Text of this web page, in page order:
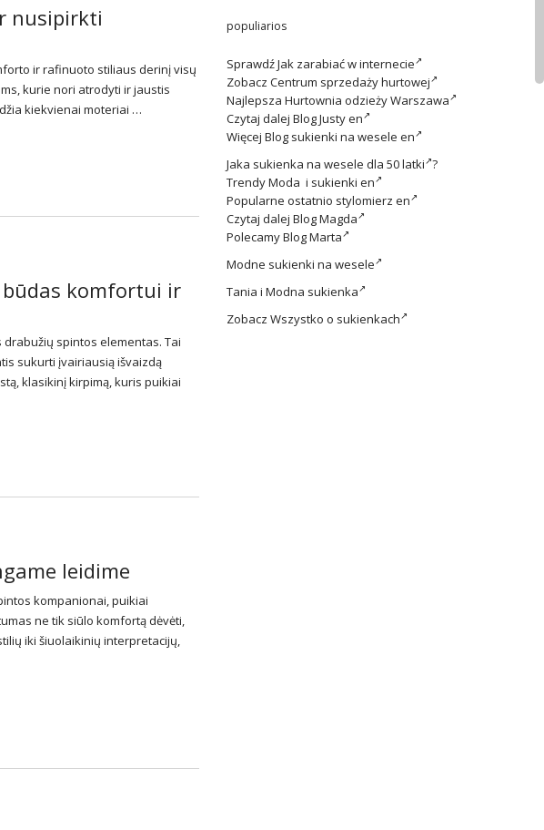
nusipirkti
ir rafinuoto stiliaus derinį visų
kurie nori atrodyti ir jaustis
kiekvienai moteriai …
būdas komfortui ir
spintos elementas. Tai
sukurti įvairiausią išvaizdą
klasikinį kirpimą, kuris puikiai
leidime
kompanionai, puikiai
ne tik siūlo komfortą dėvėti,
iki šiuolaikinių interpretacijų,
populiarios
SprawdźJak zarabiać w internecie
Zobacz Centrum sprzedaży hurtowej
Najlepsza Hurtownia odzieży Warszawa
Czytaj dalej Blog Justy en
Więcej Blog sukienki na wesele en
Jaka sukienka na wesele dla 50 latki ?
TrendyModa i sukienki en
Popularne ostatnio stylomierz en
Czytaj dalej Blog Magda
PolecamyBlog Marta
Modne sukienki na wesele
Tania i Modna sukienka
Zobacz Wszystko o sukienkach